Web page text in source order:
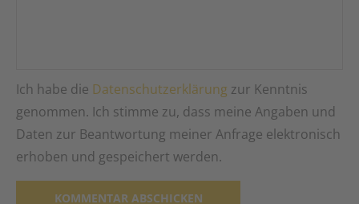
Ich habe die Datenschutzerklärung zur Kenntnis
genommen. Ich stimme zu, dass meine Angaben und
Daten zur Beantwortung meiner Anfrage elektronisch
erhoben und gespeichert werden.